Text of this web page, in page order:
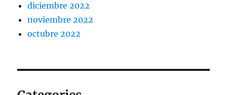
diciembre 2022
noviembre 2022
octubre 2022